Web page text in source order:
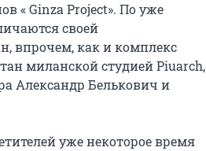
« Ginza Project». По уже
своей
впрочем, как и комплекс
миланской студией Piuarch,
Александр Белькович и
уже некоторое время